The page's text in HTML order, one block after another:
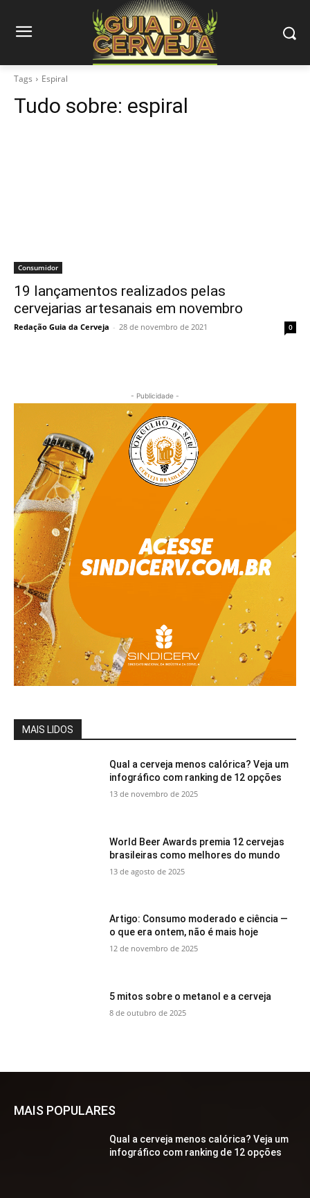
Tags Espiral
Tudo sobre: espiral
Consumidor
19 lançamentos realizados pelas
cervejarias artesanais em novembro
Redação Guia da Cerveja - 28 de novembro de 2021 0
- Publicidade -
MAIS LIDOS
Qual a cerveja menos calórica? Veja um
infográfico com ranking de 12 opções
13 de novembro de 2025
World Beer Awards premia 12 cervejas
brasileiras como melhores do mundo
13 de agosto de 2025
Artigo: Consumo moderado e ciência —
o que era ontem, não é mais hoje
12 de novembro de 2025
5 mitos sobre o metanol e a cerveja
8 de outubro de 2025
MAIS POPULARES
Qual a cerveja menos calórica? Veja um
infográfico com ranking de 12 opções